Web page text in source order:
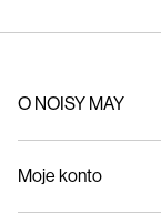
O NOISY MAY
Ekorozwój
Moje konto